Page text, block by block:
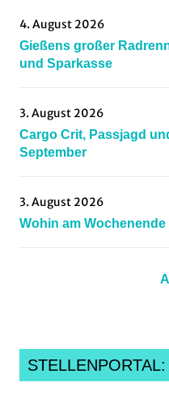
Rennrad ,
Straßensport
4. August 2026
Gießens großer
und Sparkasse
3. August 2026
Cargo Crit, Passjagd
September
3. August 2026
Wohin am Wochenende